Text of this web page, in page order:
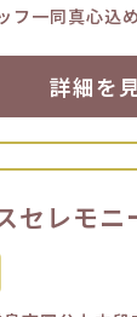
フ一同真心込
詳細を
セレモニ